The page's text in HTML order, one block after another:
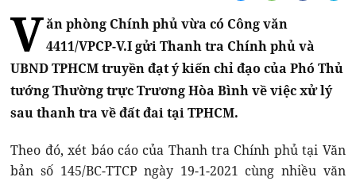
Văn phòng Chính phủ vừa có Công văn
4411/VPCP-V.I gửi Thanh tra Chính phủ và
UBND TPHCM truyền đạt ý kiến chỉ đạo của Phó Thủ
tướng Thường trực Trương Hòa Bình về việc xử lý
sau thanh tra về đất đai tại TPHCM.
Theo đó, xét báo cáo của Thanh tra Chính phủ tại Văn
bản số 145/BC-TTCP ngày 19-1-2021 cùng nhiều văn